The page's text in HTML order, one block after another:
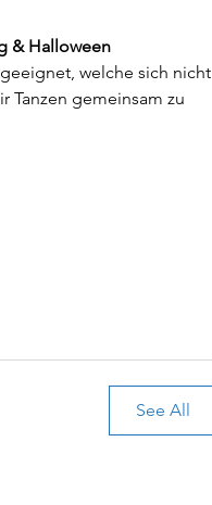
& Halloween
welche sich nicht
Tanzen gemeinsam zu
See All